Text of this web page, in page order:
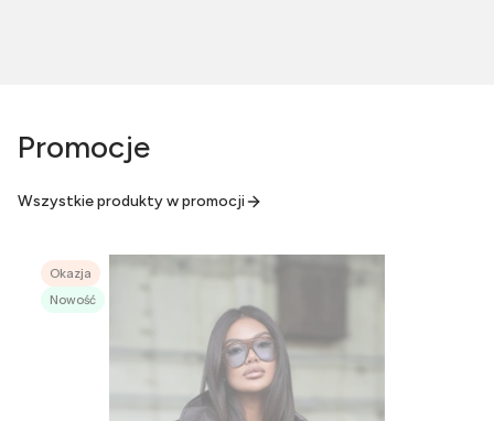
Promocje
Wszystkie produkty w promocji
Okazja
Nowość